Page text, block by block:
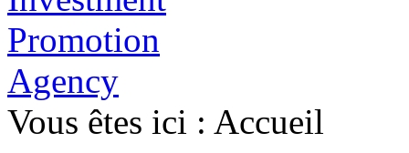
Vous êtes ici : Accueil